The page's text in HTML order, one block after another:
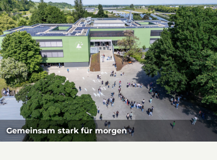
News
Wir
Anmelden
Lernen
Leben
Service
Gemeinsam stark für morgen